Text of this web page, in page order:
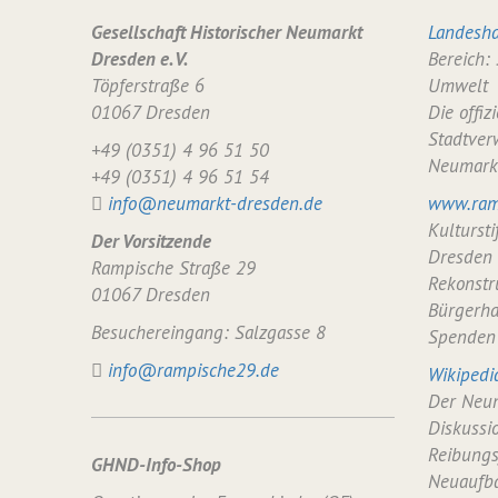
Gesellschaft Historischer Neumarkt
Dresden e. V.
Töpferstraße 6
01067 Dresden
+49 (0351) 4 96 51 50
+49 (0351) 4 96 51 54
info@neumarkt-dresden.de
Der Vorsitzende
Rampische Straße 29
01067 Dresden
Besuchereingang: Salzgasse 8
info@rampische29.de
GHND-Info-Shop
Umwelt
Die
Dresden
Spenden
Der